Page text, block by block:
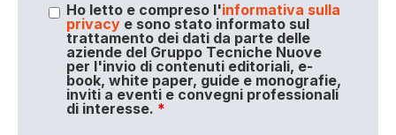
Ho letto e compreso l'informativa sulla
privacye sono stato informato sul
trattamento dei dati da parte delle
aziende del Gruppo Tecniche Nuove
per l'invio di contenuti editoriali, e-
book, white paper, guide e monografie,
inviti a eventi e convegni professionali
di interesse. *